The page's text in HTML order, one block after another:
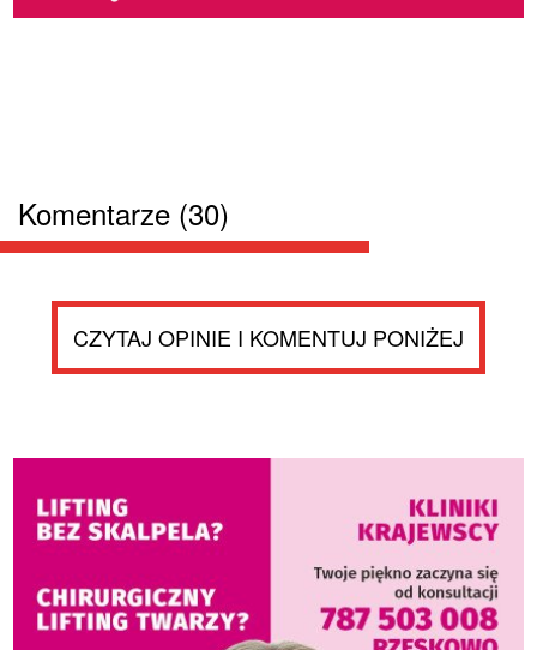
Komentarze (30)
CZYTAJ OPINIE I KOMENTUJ PONIŻEJ